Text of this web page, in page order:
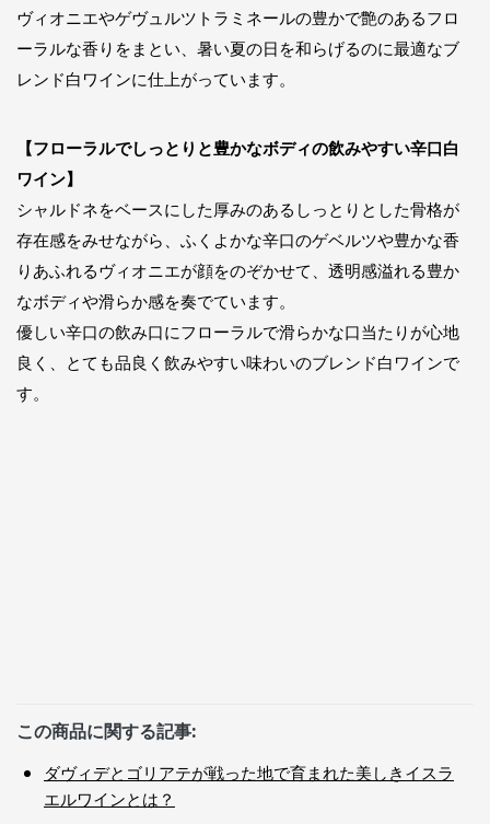
ヴィオニエやゲヴュルツトラミネールの豊かで艶のあるフロ
ーラルな香りをまとい、暑い夏の日を和らげるのに最適なブ
レンド白ワインに仕上がっています。
【フローラルでしっとりと豊かなボディの飲みやすい辛口白
ワイン】
シャルドネをベースにした厚みのあるしっとりとした骨格が
存在感をみせながら、ふくよかな辛口のゲベルツや豊かな香
りあふれるヴィオニエが顔をのぞかせて、透明感溢れる豊か
なボディや滑らか感を奏でています。
優しい辛口の飲み口にフローラルで滑らかな口当たりが心地
良く、とても品良く飲みやすい味わいのブレンド白ワインで
す。
この商品に関する記事:
ダヴィデとゴリアテが戦った地で育まれた美しきイスラ
エルワインとは？